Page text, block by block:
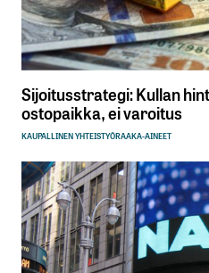
Sijoitusstrategi: Kullan
ostopaikka, ei varoitus
KAUPALLINEN YHTEISTYÖRAAKA-AINEET